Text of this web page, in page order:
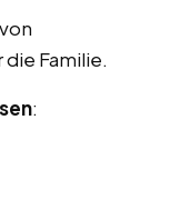
Familie.
: